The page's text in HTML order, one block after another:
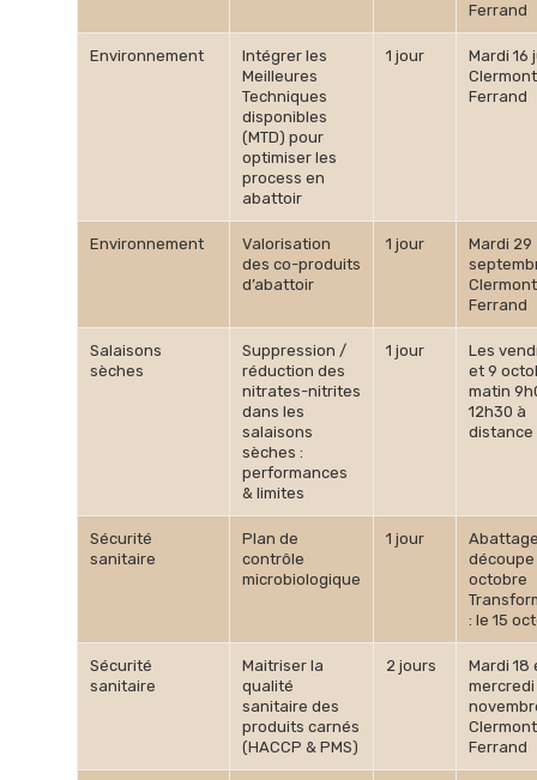
Ferrand
Environnement
Intégrer les
Meilleures
Techniques
disponibles
(MTD) pour
optimiser les
process en
abattoir
1 jour
Mardi 16
Ferrand
Environnement
Valorisation
des co-produits
d’abattoir
1 jour
Mardi 29
Ferrand
Salaisons
sèches
Suppression /
réduction des
nitrates-nitrites
dans les
salaisons
sèches :
performances
& limites
1 jour
Les
et 9
matin
12h30 à
distance
Sécurité
sanitaire
Plan de
contrôle
microbiologique
1 jour
découpe
octobre
: le 15
Sécurité
sanitaire
Maitriser la
qualité
sanitaire des
produits carnés
(HACCP & PMS)
2 jours
Mardi 18
mercredi
Ferrand